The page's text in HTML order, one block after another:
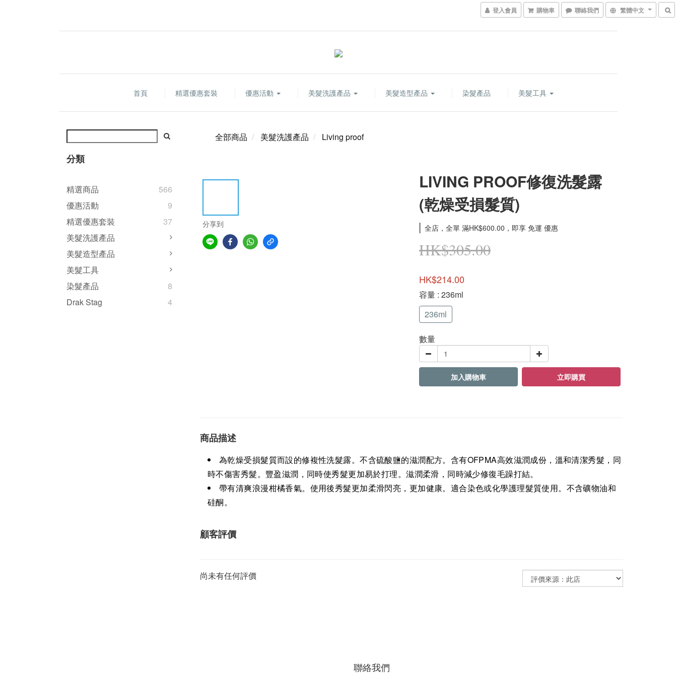
登入會員 購物車 聯絡我們 繁體中文
首頁 精選優惠套裝 優惠活動 美髮洗護產品 美髮造型產品 染髮產品 美髮工具
分類
精選商品
566
優惠活動
9
精選優惠套裝
37
美髮洗護產品
美髮造型產品
美髮工具
染髮產品
8
Drak Stag
4
全部商品 美髮洗護產品 Living proof
分享到
LIVING PROOF修復洗髮露
(乾燥受損髮質)
全店，全單 滿HK$600.00，即享 免運 優惠
HK$305.00
HK$214.00
容量 : 236ml
236ml
數量
加入購物車 立即購買
商品描述
為乾燥受損髮質而設的修複性洗髮露。不含硫酸鹽的滋潤配方。含有OFPMA高效滋潤成份，溫和清潔秀髮，同
時不傷害秀髮。豐盈滋潤，同時使秀髮更加易於打理。滋潤柔滑，同時減少修復毛躁打結。
帶有清爽浪漫柑橘香氣。使用後秀髮更加柔滑閃亮，更加健康。適合染色或化學護理髮質使用。不含礦物油和
硅酮。
顧客評價
尚未有任何評價
聯絡我們